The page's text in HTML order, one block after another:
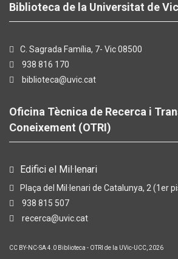
Biblioteca de la Universitat de Vic
C. Sagrada Família, 7- Vic 08500
938 816 170
biblioteca@uvic.cat
Oficina Tècnica de Recerca i
Coneixement (OTRI)
Edifici el Mil·lenari
Plaça del Mil·lenari de Catalunya, 2 (1er
938 815 507
recerca@uvic.cat
CC BY-NC-SA 4.0 Biblioteca - OTRI de la UVic-UCC, 2026